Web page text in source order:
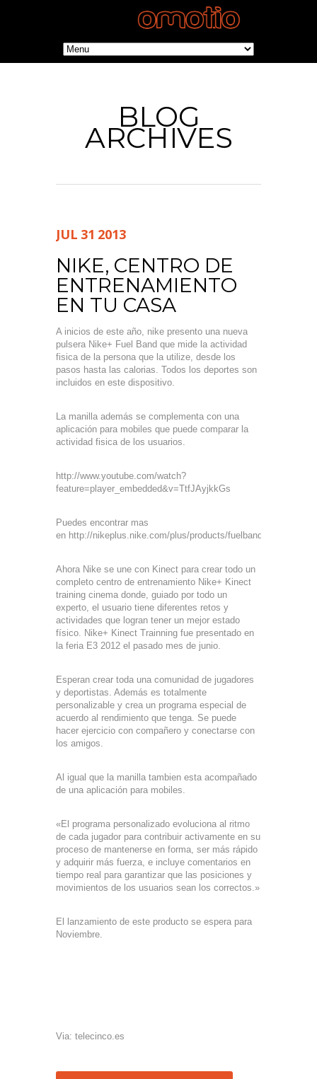
BLOG
ARCHIVES
JUL 31 2013
NIKE, CENTRO DE
ENTRENAMIENTO
EN TU CASA
A inicios de este año, nike presento una nueva
pulsera Nike+ Fuel Band que mide la actividad
fisica de la persona que la utilize, desde los
pasos hasta las calorias. Todos los deportes son
incluidos en este dispositivo.
La manilla además se complementa con una
aplicación para mobiles que puede comparar la
actividad fisica de los usuarios.
http://www.youtube.com/watch?
feature=player_embedded&v=TtfJAyjkkGs
Puedes encontrar mas
en http://nikeplus.nike.com/plus/products/fuelband
Ahora Nike se une con Kinect para crear todo un
completo centro de entrenamiento Nike+ Kinect
training cinema donde, guiado por todo un
experto, el usuario tiene diferentes retos y
actividades que logran tener un mejor estado
físico. Nike+ Kinect Trainning fue presentado en
la feria E3 2012 el pasado mes de junio.
Esperan crear toda una comunidad de jugadores
y deportistas. Además es totalmente
personalizable y crea un programa especial de
acuerdo al rendimiento que tenga. Se puede
hacer ejercicio con compañero y conectarse con
los amigos.
Al igual que la manilla tambien esta acompañado
de una aplicación para mobiles.
«El programa personalizado evoluciona al ritmo
de cada jugador para contribuir activamente en su
proceso de mantenerse en forma, ser más rápido
y adquirir más fuerza, e incluye comentarios en
tiempo real para garantizar que las posiciones y
movimientos de los usuarios sean los correctos.»
El lanzamiento de este producto se espera para
Noviembre.
Via: telecinco.es